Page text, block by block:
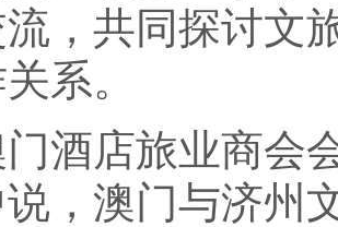
，共同探讨文
系。
店旅业商会会
，澳门与济州